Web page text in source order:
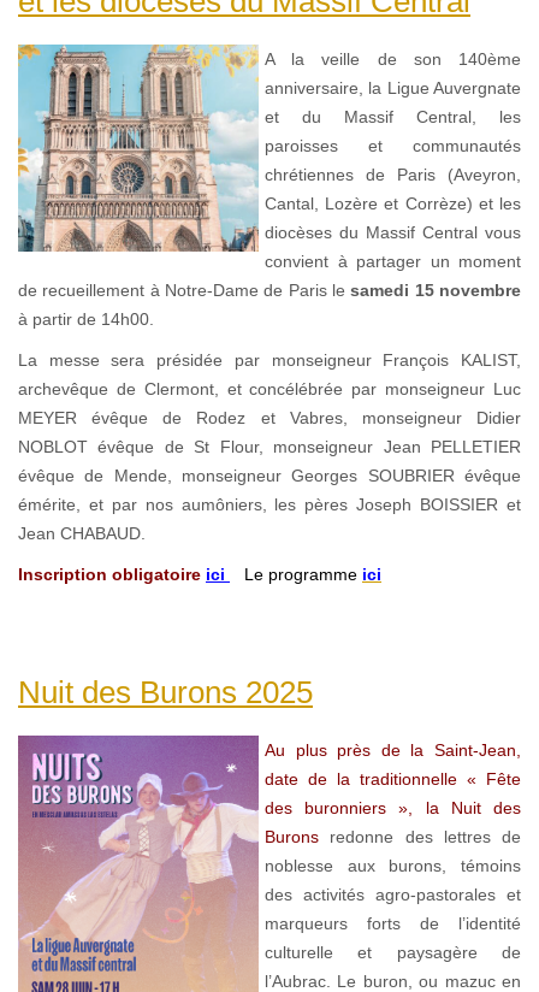
A la veille de son 140ème
anniversaire, la Ligue Auvergnate
et du Massif Central, les
paroisses et communautés
chrétiennes de Paris (Aveyron,
Cantal, Lozère et Corrèze) et les
diocèses du Massif Central vous
convient à partager un moment
de recueillement à Notre-Dame de Paris le samedi 15 novembre
à partir de 14h00.
La messe sera présidée par monseigneur François KALIST,
archevêque de Clermont, et concélébrée par monseigneur Luc
MEYER évêque de Rodez et Vabres, monseigneur Didier
NOBLOT évêque de St Flour, monseigneur Jean PELLETIER
évêque de Mende, monseigneur Georges SOUBRIER évêque
émérite, et par nos aumôniers, les pères Joseph BOISSIER et
Jean CHABAUD.
Inscription obligatoire ici Le programme ici
Nuit des Burons 2025
Au plus près de la Saint-Jean,
date de la traditionnelle « Fête
des buronniers », la Nuit des
Burons redonne des lettres de
noblesse aux burons, témoins
des activités agro-pastorales et
marqueurs forts de l’identité
culturelle et paysagère de
l’Aubrac. Le buron, ou mazuc en